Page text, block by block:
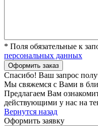
* Поля обязательные к
персональных данных
Спасибо! Ваш запрос
Мы свяжемся с Вами в
Предлагаем Вам
действующими у нас на
Вернутся назад
Оформить заявку